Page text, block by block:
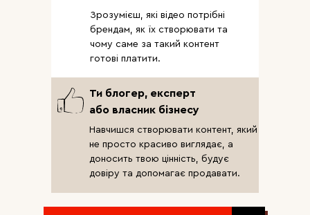
Навчишся створювати контент, який
не просто красиво виглядає, а
доносить твою цінність, будує
довіру та допомагає продавати.
Ти блогер, експерт
або власник бізнесу
Зрозумієш, які відео потрібні
брендам, як їх створювати та
чому саме за такий контент
готові платити.